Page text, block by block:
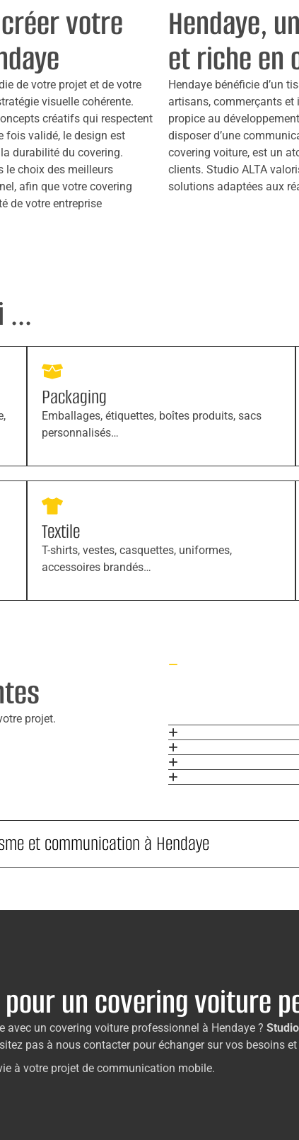
votre
de votre projet et de votre
visuelle cohérente.
créatifs qui respectent
fois validé, le design est
durabilité du covering.
le choix des meilleurs
afin que votre covering
de votre entreprise
Hendaye,
et riche en
Hendaye bénéficie d’un
artisans, commerçants et
propice au
disposer d’une
covering voiture, est un
clients. Studio ALTA
solutions adaptées aux
...
Packaging
Emballages, étiquettes, boîtes produits, sacs
personnalisés…
Textile
T-shirts, vestes, casquettes, uniformes,
accessoires brandés…
projet.
et communication à Hendaye
pour un covering voiture
un covering voiture professionnel à Hendaye ?
pas à nous contacter pour échanger sur vos besoins
à votre projet de communication mobile.